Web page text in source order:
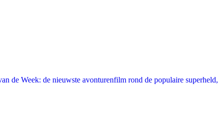
de Week: de nieuwste avonturenfilm rond de populaire superheld,